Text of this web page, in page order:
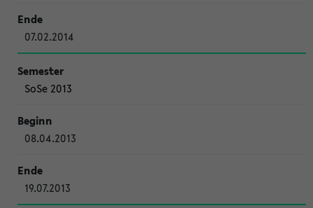
07.02.2014
SoSe 2013
08.04.2013
19.07.2013